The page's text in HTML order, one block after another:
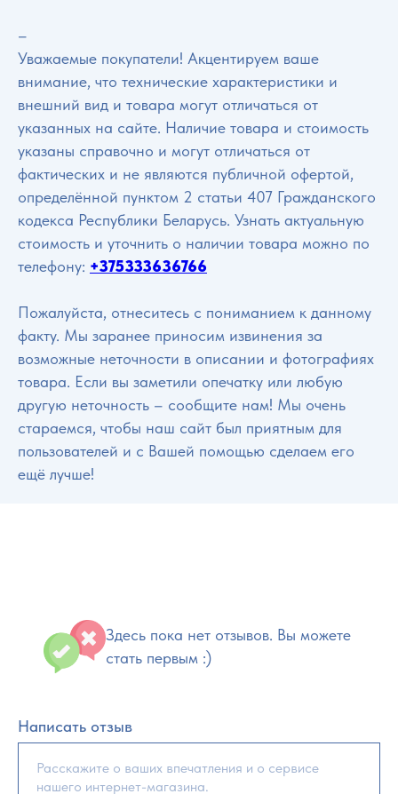
–
Уважаемые покупатели! Акцентируем ваше
внимание, что технические характеристики и
внешний вид и товара могут отличаться от
указанных на сайте. Наличие товара и стоимость
указаны справочно и могут отличаться от
фактических и не являются публичной офертой,
определённой пунктом 2 статьи 407 Гражданского
кодекса Республики Беларусь. Узнать актуальную
стоимость и уточнить о наличии товара можно по
телефону: +375333636766
Пожалуйста, отнеситесь с пониманием к данному
факту. Мы заранее приносим извинения за
возможные неточности в описании и фотографиях
товара. Если вы заметили опечатку или любую
другую неточность – сообщите нам! Мы очень
стараемся, чтобы наш сайт был приятным для
пользователей и с Вашей помощью сделаем его
ещё лучше!
Здесь пока нет отзывов. Вы можете
стать первым :)
Написать отзыв